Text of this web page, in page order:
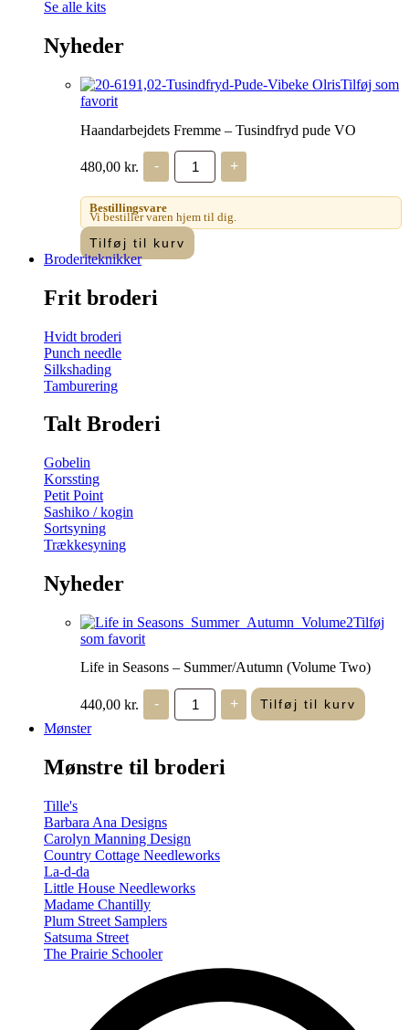
Se alle kits
Nyheder
Tilføj som
favorit
Haandarbejdets Fremme – Tusindfryd pude VO
480,00 kr. -
Haandarbejdets
Fremme
-
Tusindfryd
pude
VO
antal
+
Bestillingsvare
Vi bestiller varen hjem til dig.
Tilføj til kurv
Broderiteknikker
Frit broderi
Hvidt broderi
Punch needle
Silkshading
Tamburering
Talt Broderi
Gobelin
Korssting
Petit Point
Sashiko / kogin
Sortsyning
Trækkesyning
Nyheder
Tilføj
som favorit
Life in Seasons – Summer/Autumn (Volume Two)
440,00 kr. -
Life
Seasons
(Volume
+ Tilføj til kurv
Mønster
Mønstre til broderi
Tille's
Barbara Ana Designs
Carolyn Manning Design
Country Cottage Needleworks
La-d-da
Little House Needleworks
Madame Chantilly
Plum Street Samplers
Satsuma Street
The Prairie Schooler